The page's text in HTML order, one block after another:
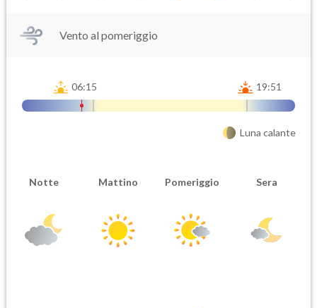
Vento al pomeriggio
06:15 19:51
Luna calante
Notte Mattino Pomeriggio Sera